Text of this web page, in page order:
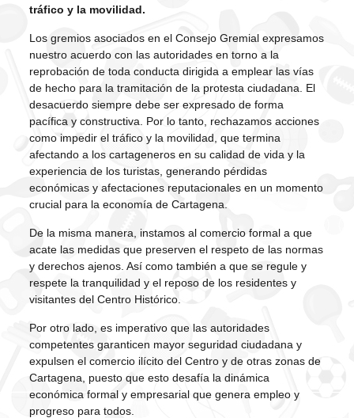
tráfico y la movilidad.
Los gremios asociados en el Consejo Gremial expresamos
nuestro acuerdo con las autoridades en torno a la
reprobación de toda conducta dirigida a emplear las vías
de hecho para la tramitación de la protesta ciudadana. El
desacuerdo siempre debe ser expresado de forma
pacífica y constructiva. Por lo tanto, rechazamos acciones
como impedir el tráfico y la movilidad, que termina
afectando a los cartageneros en su calidad de vida y la
experiencia de los turistas, generando pérdidas
económicas y afectaciones reputacionales en un momento
crucial para la economía de Cartagena.
De la misma manera, instamos al comercio formal a que
acate las medidas que preserven el respeto de las normas
y derechos ajenos. Así como también a que se regule y
respete la tranquilidad y el reposo de los residentes y
visitantes del Centro Histórico.
Por otro lado, es imperativo que las autoridades
competentes garanticen mayor seguridad ciudadana y
expulsen el comercio ilícito del Centro y de otras zonas de
Cartagena, puesto que esto desafía la dinámica
económica formal y empresarial que genera empleo y
progreso para todos.